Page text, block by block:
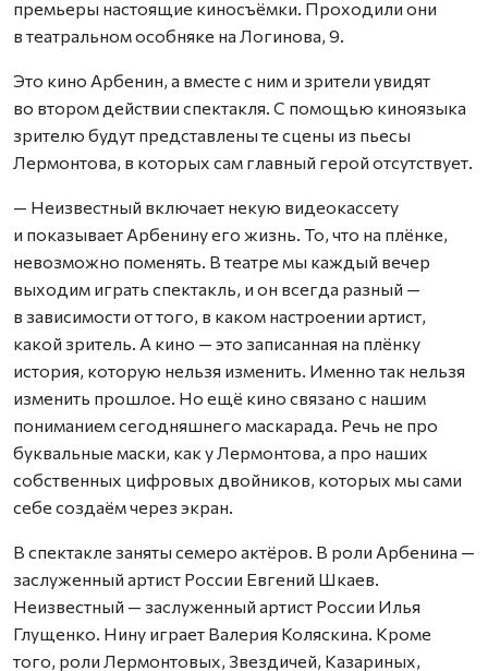
премьеры настоящие киносъёмки. Проходили они
в театральном особняке на Логинова, 9.
Это кино Арбенин, а вместе с ним и зрители увидят
во втором действии спектакля. С помощью киноязыка
зрителю будут представлены те сцены из пьесы
Лермонтова, в которых сам главный герой отсутствует.
— Неизвестный включает некую видеокассету
и показывает Арбенину его жизнь. То, что на плёнке,
невозможно поменять. В театре мы каждый вечер
выходим играть спектакль, и он всегда разный —
в зависимости от того, в каком настроении артист,
какой зритель. А кино — это записанная на плёнку
история, которую нельзя изменить. Именно так нельзя
изменить прошлое. Но ещё кино связано с нашим
пониманием сегодняшнего маскарада. Речь не про
буквальные маски, как у Лермонтова, а про наших
собственных цифровых двойников, которых мы сами
себе создаём через экран.
В спектакле заняты семеро актёров. В роли Арбенина —
заслуженный артист России Евгений Шкаев.
Неизвестный — заслуженный артист России Илья
Глущенко. Нину играет Валерия Коляскина. Кроме
того, роли Лермонтовых, Звездичей, Казариных,